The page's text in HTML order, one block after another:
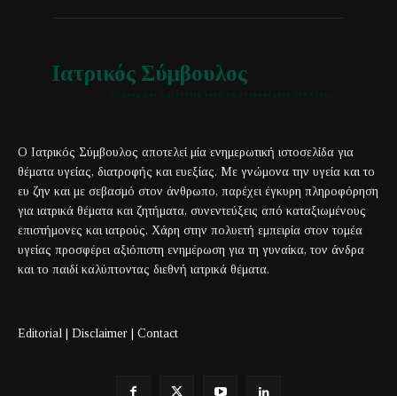
Ιατρικός Σύμβουλος
Ο Ιατρικός Σύμβουλος αποτελεί μία ενημερωτική ιστοσελίδα για
θέματα υγείας, διατροφής και ευεξίας. Με γνώμονα την υγεία και το
ευ ζην και με σεβασμό στον άνθρωπο, παρέχει έγκυρη πληροφόρηση
για ιατρικά θέματα και ζητήματα, συνεντεύξεις από καταξιωμένους
επιστήμονες και ιατρούς. Χάρη στην πολυετή εμπειρία στον τομέα
υγείας προσφέρει αξιόπιστη ενημέρωση για τη γυναίκα, τον άνδρα
και το παιδί καλύπτοντας διεθνή ιατρικά θέματα.
Editorial | Disclaimer | Contact